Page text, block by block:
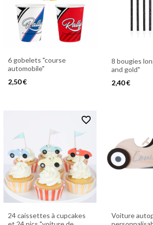
6 gobelets "course
automobile"
2,50 €
8 bougies
and gold"
2,40 €
favorite_border
24 caissettes à cupcakes
Voiture